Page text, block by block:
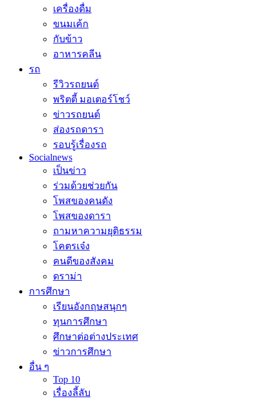
เครื่องดื่ม
ขนมเค้ก
กับข้าว
อาหารคลีน
รถ
รีวิวรถยนต์
พริตตี้ มอเตอร์โชว์
ข่าวรถยนต์
ส่องรถดารา
รอบรู้เรื่องรถ
Socialnews
เป็นข่าว
ร่วมด้วยช่วยกัน
โพสของคนดัง
โพสของดารา
ถามหาความยุติธรรม
โคตรเจ๋ง
คนดีของสังคม
ดราม่า
การศึกษา
เรียนอังกฤษสนุกๆ
ทุนการศึกษา
ศึกษาต่อต่างประเทศ
ข่าวการศึกษา
อื่น ๆ
Top 10
เรื่องลี้ลับ